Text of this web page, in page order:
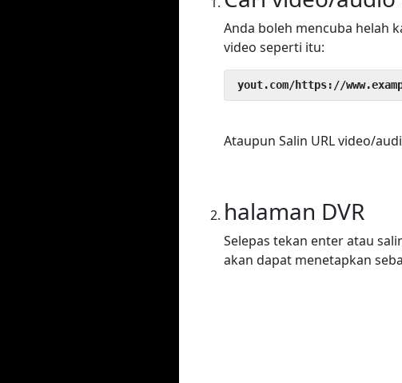
Anda boleh mencuba helah
video seperti itu:
yout.com/https://
Ataupun Salin URL video/
halaman DVR
Selepas tekan enter atau
akan dapat menetapkan